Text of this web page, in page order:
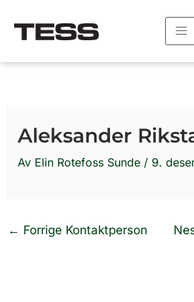
rett
Aleksander
Av Elin Rotefoss Sunde / 9.
← Forrige Kontaktperson